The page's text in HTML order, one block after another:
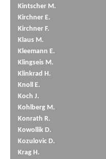
Kintscher M.
Kirchner E.
Kirchner F.
Klaus M.
Kleemann E.
Klingseis M.
Klinkrad H.
Knoll E.
Koch J.
Kohlberg M.
Konrath R.
Kowollik D.
Kozulovic D.
Krag H.